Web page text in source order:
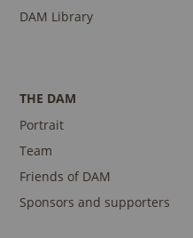
DAM Library
THE DAM
Portrait
Team
Friends of DAM
Sponsors and supporters